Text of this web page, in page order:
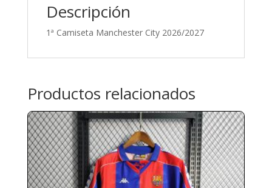
Descripción
1ª Camiseta Manchester City 2026/2027
Productos relacionados